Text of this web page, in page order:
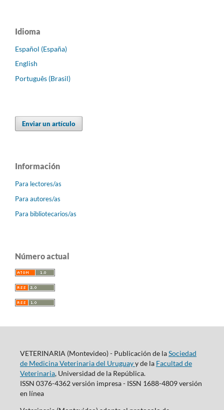
Idioma
Español (España)
English
Português (Brasil)
Enviar un artículo
Información
Para lectores/as
Para autores/as
Para bibliotecarios/as
Número actual
VETERINARIA (Montevideo) - Publicación de laSociedad
de Medicina Veterinaria del Uruguayy de la Facultad de
Veterinaria, Universidad de la República.
ISSN 0376-4362 versión impresa - ISSN 1688-4809 versión
en línea